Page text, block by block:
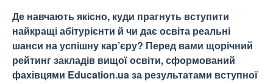
Де навчають якісно, куди прагнуть вступити
найкращі абітурієнти й чи дає освіта реальні
шанси на успішну кар’єру? Перед вами щорічний
рейтинг закладів вищої освіти, сформований
фахівцями Education.ua за результатами вступної